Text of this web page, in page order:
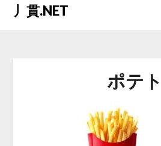
Skip丿貫.NET
ポテト